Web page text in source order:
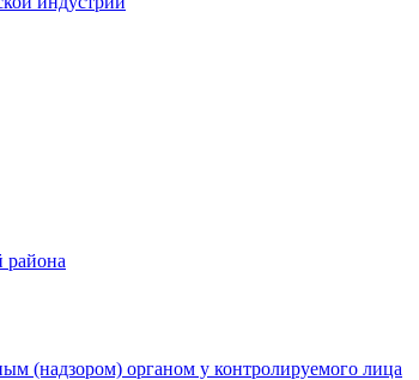
района
(надзором) органом у контролируемого лица